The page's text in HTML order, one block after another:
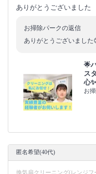
ありがとうございました
お掃除パークの返信
ありがとうございました
🌟
ス
心
お
匿名希望(40代)
換気扇クリーニング(レンジフ